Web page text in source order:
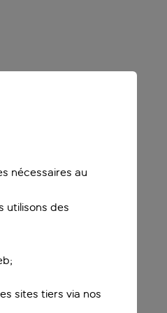
nécessaires au
utilisons des
sites tiers via nos